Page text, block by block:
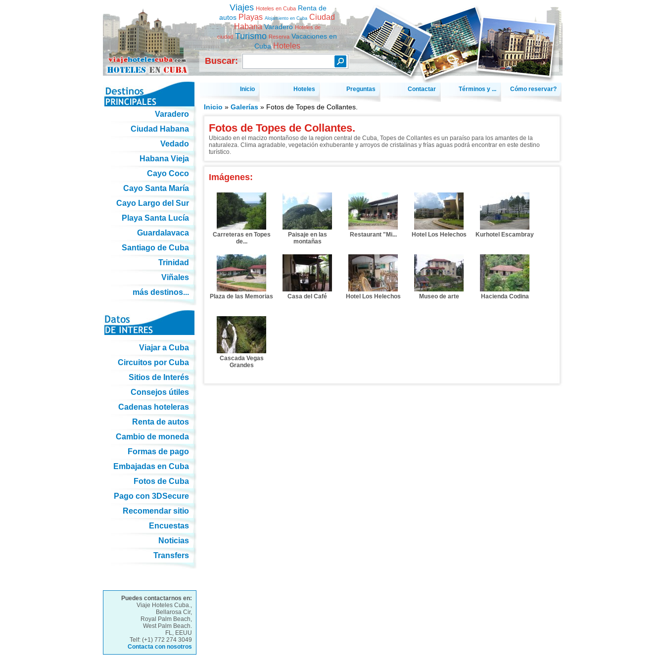
Viajes Hoteles en Cuba Renta de
autos Playas Alojamiento en Cuba Ciudad
Habana Varadero Hoteles de
ciudad Turismo Reserva Vacaciones en
Cuba Hoteles
Buscar:
Inicio Hoteles Preguntas Contactar Términos y ... Cómo reservar?
Inicio » Galerías» Fotos de Topes de Collantes.
Fotos de Topes de Collantes.
Ubicado en el macizo montañoso de la region central de Cuba, Topes de Collantes es un paraíso para los amantes de la
naturaleza. Clima agradable, vegetación exhuberante y arroyos de cristalinas y frías aguas podrá encontrar en este destino
turístico.
Imágenes:
Carreteras en Topes
de...
Paisaje en las
montañas
Restaurant "Mi... Hotel Los Helechos Kurhotel Escambray
Plaza de las Memorias Casa del Café Hotel Los Helechos Museo de arte Hacienda Codina
Cascada Vegas
Grandes
Varadero
Ciudad Habana
Vedado
Habana Vieja
Cayo Coco
Cayo Santa María
Cayo Largo del Sur
Playa Santa Lucía
Guardalavaca
Santiago de Cuba
Trinidad
Viñales
más destinos...
Viajar a Cuba
Circuitos por Cuba
Sitios de Interés
Consejos útiles
Cadenas hoteleras
Renta de autos
Cambio de moneda
Formas de pago
Embajadas en Cuba
Fotos de Cuba
Pago con 3DSecure
Recomendar sitio
Encuestas
Noticias
Transfers
Puedes contactarnos en:
Viaje Hoteles Cuba.,
Bellarosa Cir,
Royal Palm Beach,
West Palm Beach.
FL, EEUU
Telf: (+1) 772 274 3049
Contacta con nosotros